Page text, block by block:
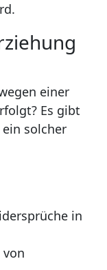
einer
Es gibt
solcher
in
von